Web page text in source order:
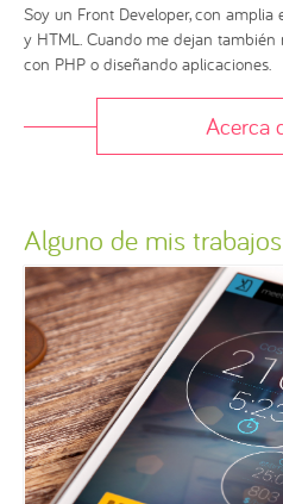
Soy un Front Developer, con amplia
y HTML. Cuando me dejan
con PHP o diseñando aplicaciones.
Acerca
Alguno de mis trabajos